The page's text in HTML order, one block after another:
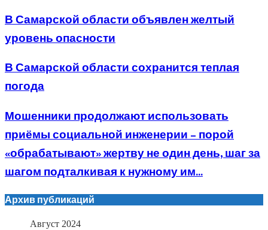
В Самарской области объявлен желтый
уровень опасности
В Самарской области сохранится теплая
погода
Мошенники продолжают использовать
приёмы социальной инженерии – порой
«обрабатывают» жертву не один день, шаг за
шагом подталкивая к нужному им...
Архив публикаций
Август 2024